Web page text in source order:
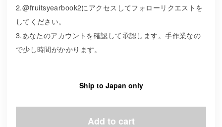
2.@fruitsyearbook2にアクセスしてフォローリクエストを
してください。
3.あなたのアカウントを確認して承認します。手作業なの
で少し時間がかかります。
Ship to Japan only
Add to cart